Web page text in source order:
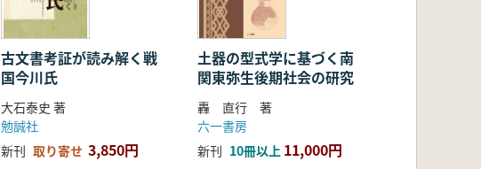
古文書考証が読み解く戦
国今川氏
大石泰史 著
勉誠社
新刊 取り寄せ 3,850円
土器の型式学に基づく南
関東弥生後期社会の研究
轟 直行 著
六一書房
新刊 10冊以上 11,000円